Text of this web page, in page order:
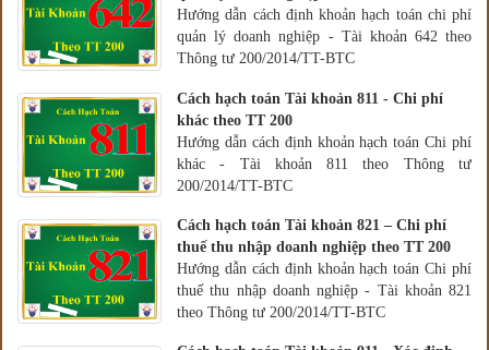
Hướng dẫn cách định khoản hạch toán chi phí
quản lý doanh nghiệp - Tài khoản 642 theo
Thông tư 200/2014/TT-BTC
Cách hạch toán Tài khoản 811 - Chi phí
khác theo TT 200
Hướng dẫn cách định khoản hạch toán Chi phí
khác - Tài khoản 811 theo Thông tư
200/2014/TT-BTC
Cách hạch toán Tài khoản 821 – Chi phí
thuế thu nhập doanh nghiệp theo TT 200
Hướng dẫn cách định khoản hạch toán Chi phí
thuế thu nhập doanh nghiệp - Tài khoản 821
theo Thông tư 200/2014/TT-BTC